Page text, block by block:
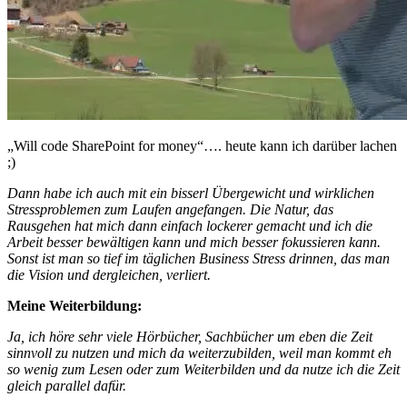
„Will code SharePoint for money“…. heute kann ich darüber lachen
;)
Dann habe ich auch mit ein bisserl Übergewicht und wirklichen
Stressproblemen zum Laufen angefangen. Die Natur, das
Rausgehen hat mich dann einfach lockerer gemacht und ich die
Arbeit besser bewältigen kann und mich besser fokussieren kann.
Sonst ist man so tief im täglichen Business Stress drinnen, das man
die Vision und dergleichen, verliert.
Meine Weiterbildung:
Ja, ich höre sehr viele Hörbücher, Sachbücher um eben die Zeit
sinnvoll zu nutzen und mich da weiterzubilden, weil man kommt eh
so wenig zum Lesen oder zum Weiterbilden und da nutze ich die Zeit
gleich parallel dafür.